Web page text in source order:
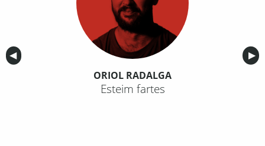
Anterior
◀︎ ▶︎
ORIOL RADALGA
Esteim fartes